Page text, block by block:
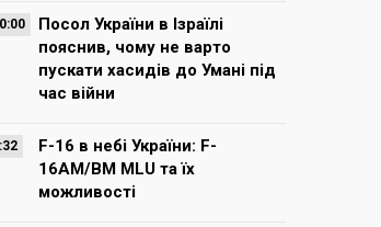
Посол України в Ізраїлі
пояснив, чому не варто
пускати хасидів до Умані під
час війни
F-16 в небі України: F-
16AM/BM MLU та їх
можливості